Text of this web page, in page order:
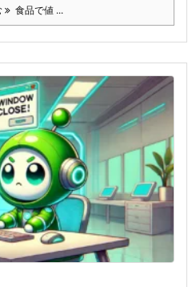
食品で値 ...